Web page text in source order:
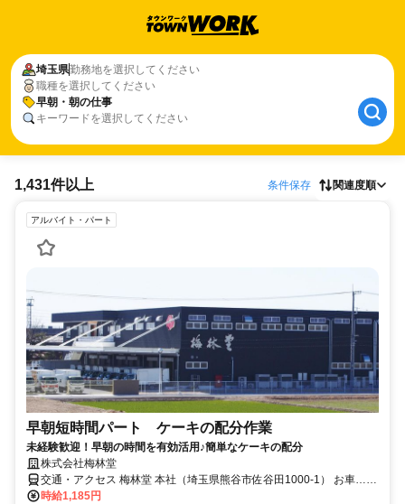
埼玉県勤務地を選択してください
職種を選択してください
早朝・朝の仕事
キーワードを選択してください
1,431件以上 条件保存 関連度順
アルバイト・パート
早朝短時間パート ケーキの配分作業
未経験歓迎！早朝の時間を有効活用♪簡単なケーキの配分
株式会社梅林堂
交通・アクセス 梅林堂 本社（埼玉県熊谷市佐谷田1000-1） お車…国
道１７号バイパス「持田インターチェンジ」 から国道125号線・熊谷
時給1,185円